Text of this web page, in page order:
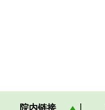
院内链接